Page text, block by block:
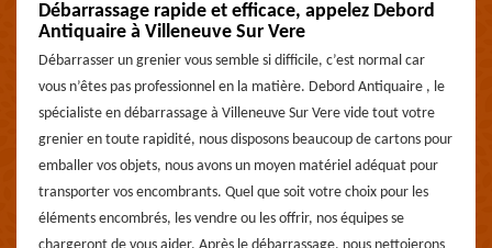
Débarrassage rapide et efficace, appelez Debord
Antiquaire à Villeneuve Sur Vere
Débarrasser un grenier vous semble si difficile, c’est normal car
vous n’êtes pas professionnel en la matière. Debord Antiquaire , le
spécialiste en débarrassage à Villeneuve Sur Vere vide tout votre
grenier en toute rapidité, nous disposons beaucoup de cartons pour
emballer vos objets, nous avons un moyen matériel adéquat pour
transporter vos encombrants. Quel que soit votre choix pour les
éléments encombrés, les vendre ou les offrir, nos équipes se